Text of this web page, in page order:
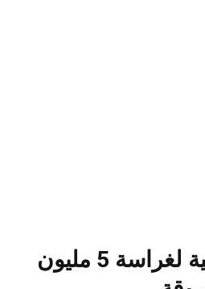
بلاغ مشترك حول الحملة الوطنية لغراسة 5 مليون